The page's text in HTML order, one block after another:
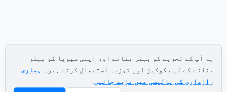
ہم آپ کے تجربے کو بہتر بنانے اور اپنی سیویا کو بہتر
بنانے کے لیے کوکیز اور تجزیہ استعمال کرتے ہیں۔ ہماری
رازداری کی پالیسی میں مزید جانیں.